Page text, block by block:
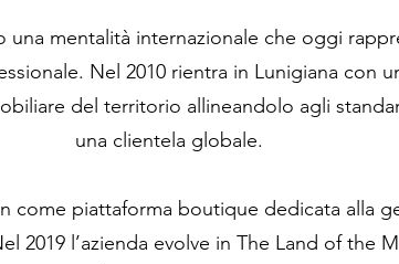
una mentalità internazionale che oggi
Nel 2010 rientra in Lunigiana con
del territorio allineandolo agli
una clientela globale.
come piattaforma boutique dedicata alla
2019 l’azienda evolve in The Land of the